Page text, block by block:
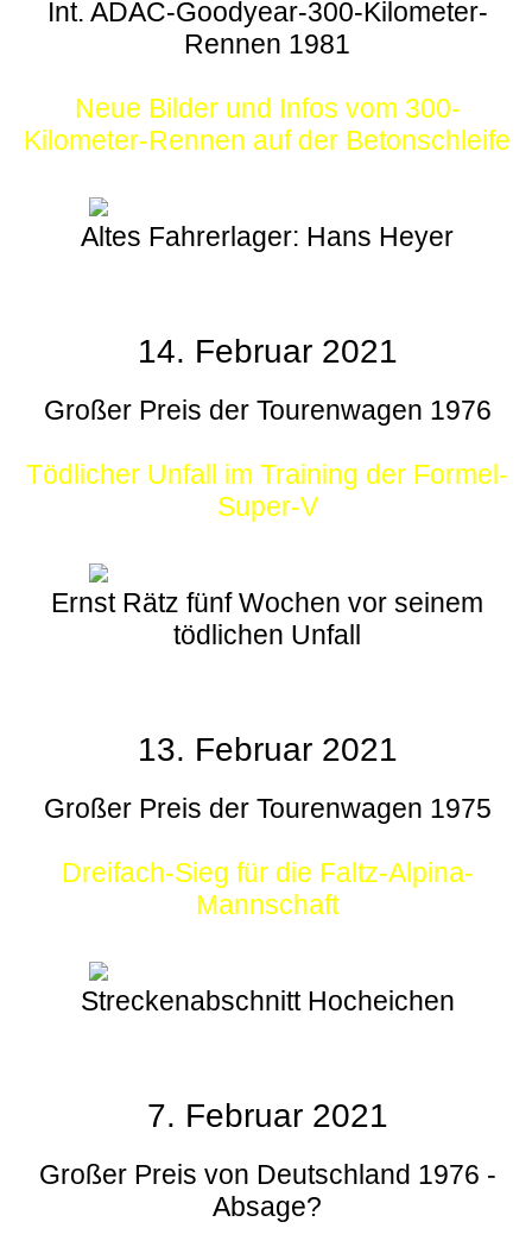
Int. ADAC-Goodyear-300-Kilometer-
Rennen 1981
Neue Bilder und Infos vom 300-
Kilometer-Rennen auf der Betonschleife
Altes Fahrerlager: Hans Heyer
14. Februar 2021
Großer Preis der Tourenwagen 1976
Tödlicher Unfall im Training der Formel-
Super-V
Ernst Rätz fünf Wochen vor seinem
tödlichen Unfall
13. Februar 2021
Großer Preis der Tourenwagen 1975
Dreifach-Sieg für die Faltz-Alpina-
Mannschaft
Streckenabschnitt Hocheichen
7. Februar 2021
Großer Preis von Deutschland 1976 -
Absage?